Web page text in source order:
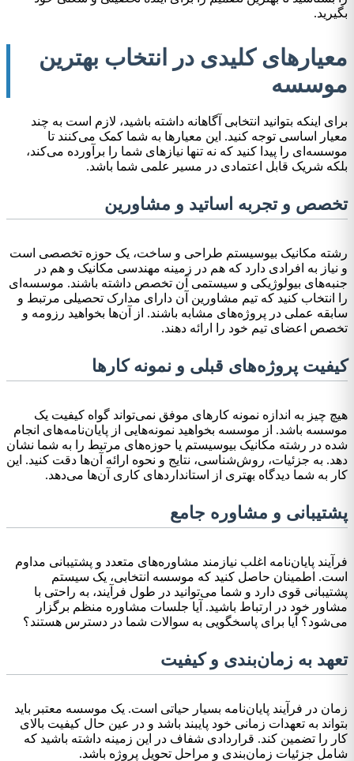
بگیرید.
معیارهای کلیدی در انتخاب بهترین
موسسه
برای اینکه بتوانید انتخابی آگاهانه داشته باشید، لازم است به چند
معیار اساسی توجه کنید. این معیارها به شما کمک می‌کنند تا
موسسه‌ای را پیدا کنید که نه تنها نیازهای شما را برآورده می‌کند،
بلکه شریک قابل اعتمادی در مسیر علمی شما باشد.
تخصص و تجربه اساتید و مشاورین
رشته مکانیک بیوسیستم طراحی و ساخت، یک حوزه تخصصی است
و نیاز به افرادی دارد که هم در زمینه مهندسی مکانیک و هم در
جنبه‌های بیولوژیکی و سیستمی آن تخصص داشته باشند. موسسه‌ای
را انتخاب کنید که تیم مشاورین آن دارای مدارک تحصیلی مرتبط و
سابقه عملی در پروژه‌های مشابه باشند. از آن‌ها بخواهید رزومه و
تخصص اعضای تیم خود را ارائه دهند.
کیفیت پروژه‌های قبلی و نمونه کارها
هیچ چیز به اندازه نمونه کارهای موفق نمی‌تواند گواه کیفیت یک
موسسه باشد. از موسسه بخواهید نمونه‌هایی از پایان‌نامه‌های انجام
شده در رشته مکانیک بیوسیستم یا حوزه‌های مرتبط را به شما نشان
دهد. به جزئیات، روش‌شناسی، نتایج و نحوه ارائه آن‌ها دقت کنید. این
کار به شما دیدگاه بهتری از استانداردهای کاری آن‌ها می‌دهد.
پشتیبانی و مشاوره جامع
فرآیند پایان‌نامه اغلب نیازمند مشاوره‌های متعدد و پشتیبانی مداوم
است. اطمینان حاصل کنید که موسسه انتخابی، یک سیستم
پشتیبانی قوی دارد و شما می‌توانید در طول فرآیند، به راحتی با
مشاور خود در ارتباط باشید. آیا جلسات مشاوره منظم برگزار
می‌شود؟ آیا برای پاسخگویی به سوالات شما در دسترس هستند؟
تعهد به زمان‌بندی و کیفیت
زمان در فرآیند پایان‌نامه بسیار حیاتی است. یک موسسه معتبر باید
بتواند به تعهدات زمانی خود پایبند باشد و در عین حال کیفیت بالای
کار را تضمین کند. قراردادی شفاف در این زمینه داشته باشید که
شامل جزئیات زمان‌بندی و مراحل تحویل پروژه باشد.